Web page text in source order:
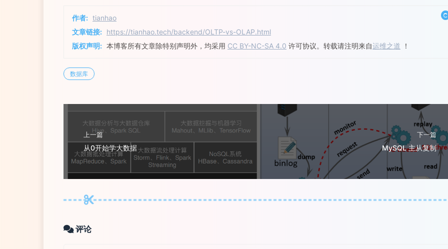
作者: tianhao
文章链接: https://tianhao.tech/backend/OLTP-vs-OLAP.html
版权声明: 本博客所有文章除特别声明外，均采用 CC BY-NC-SA 4.0 许可协议。转载请注明来自运维之道 ！
数据库
上一篇
从0开始学大数据
下一篇
MySQL 主从复制
评论